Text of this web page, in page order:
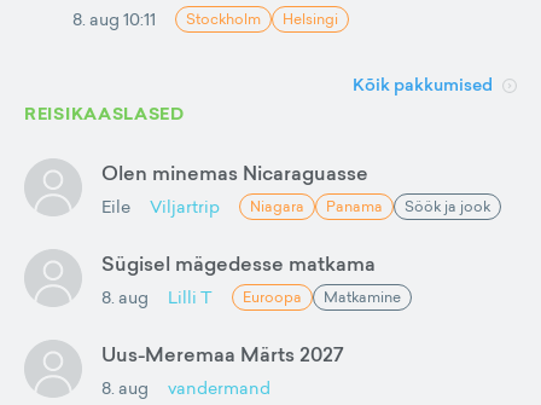
8. aug 10:11 Stockholm Helsingi
Kõik pakkumised
REISIKAASLASED
Olen minemas Nicaraguasse
Eile Viljartrip Niagara Panama Söök ja jook
Sügisel mägedesse matkama
8. aug Lilli T Euroopa Matkamine
Uus-Meremaa Märts 2027
8. aug vandermand